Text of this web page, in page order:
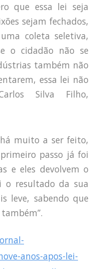
que essa lei seja
sejam fechados,
coleta seletiva,
o cidadão não se
também não
essa lei não
Silva Filho,
muito a ser feito,
passo já foi
e eles devolvem o
o resultado da sua
leve, sabendo que
anos-apos-lei-